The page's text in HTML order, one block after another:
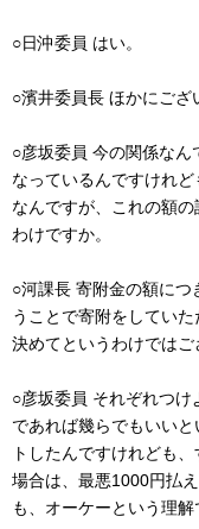
○日沖委員 はい。
○濱井委員長 ほかにござ
○彦坂委員 今の関係なん
なっているんですけれ
なんですが、これの額
わけですか。
○河課長 寄附金の額に
うことで寄附をして
決めてというわけではご
○彦坂委員 それぞれつ
であれば幾らでもいい
トしたんですけれども
場合は、最悪1000円払
も、オーケーという理解